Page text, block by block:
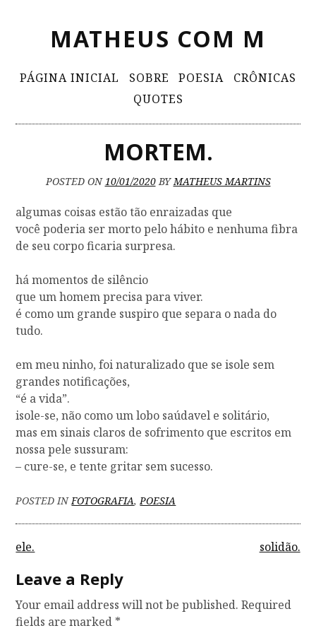
p
c
n
t
MATHEUS COM M
P
i
y
M
e
n
u
PÁGINA INICIAL SOBRE POESIA
CRÔNICAS
QUOTES
MORTEM.
POSTED ON10/01/2020BYMATHEUS MARTINS
algumas coisas estão tão enraizadas que
você poderia ser morto pelo hábito e nenhuma fibra
de seu corpo ficaria surpresa.
há momentos de silêncio
que um homem precisa para viver.
é como um grande suspiro que separa o nada do
tudo.
em meu ninho, foi naturalizado que se isole sem
grandes notificações,
“é a vida”.
isole-se, não como um lobo saúdavel e solitário,
mas em sinais claros de sofrimento que escritos em
nossa pele sussuram:
– cure-se, e tente gritar sem sucesso.
POSTED INFOTOGRAFIA,POESIA
P
o
s
t
ele. solidão.
Leave a Reply
Your email address will not be published. Required
fields are marked *